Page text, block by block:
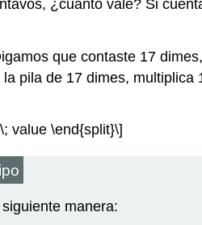
¿cuánto vale? Si
que contaste 17
pila de 17 dimes,
value \end{split}\]
manera: